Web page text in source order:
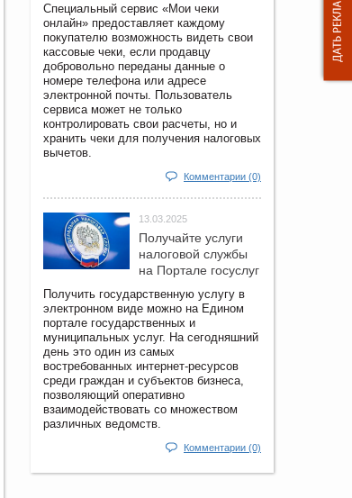
Специальный сервис «Мои чеки
онлайн» предоставляет каждому
покупателю возможность видеть свои
кассовые чеки, если продавцу
добровольно переданы данные о
номере телефона или адресе
электронной почты. Пользователь
сервиса может не только
контролировать свои расчеты, но и
хранить чеки для получения налоговых
вычетов.
Комментарии (0)
13.03.2025
Получайте услуги
налоговой службы
на Портале госyслуг
Получить государственную услугу в
электронном виде можно на Едином
портале государственных и
муниципальных услуг. На сегодняшний
день это один из самых
востребованных интернет-ресурсов
среди граждан и субъектов бизнеса,
позволяющий оперативно
взаимодействовать со множеством
различных ведомств.
Комментарии (0)